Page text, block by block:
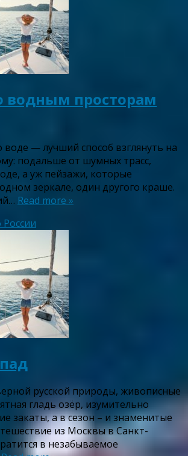
водным просторам
— лучший способ взглянуть на
подальше от шумных трасс,
а уж пейзажи, которые
зеркале, один другого краше.
Read more »
русской природы, живописные
гладь озёр, изумительно
закаты, а в сезон – и знаменитые
из Москвы в Санкт-
в незабываемое